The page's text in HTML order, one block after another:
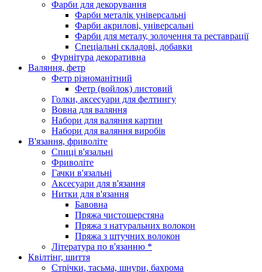
Фарби для декорування
Фарби металік універсальні
Фарби акрилові, універсальні
Фарби для металу, золочення та реставрації
Спеціальні складові, добавки
Фурнітура декоративна
Валяння, фетр
Фетр різноманітний
Фетр (войлок) листовий
Голки, аксесуари для фелтингу
Вовна для валяння
Набори для валяння картин
Набори для валяння виробів
В'язання, фриволіте
Спиці в'язальні
Фриволіте
Гачки в'язальні
Аксесуари для в'язання
Нитки для в'язання
Бавовна
Пряжа чистошерстяна
Пряжа з натуральних волокон
Пряжа з штучних волокон
Література по в'язанню *
Квілтінг, шиття
Стрічки, тасьма, шнури, бахрома